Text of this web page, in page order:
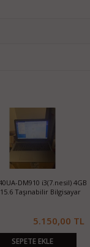
9. Nesil 64GB 10.2” WiFi
Grisi MK2K3TU/A
9.500,00 TL
SEPETE EKLE